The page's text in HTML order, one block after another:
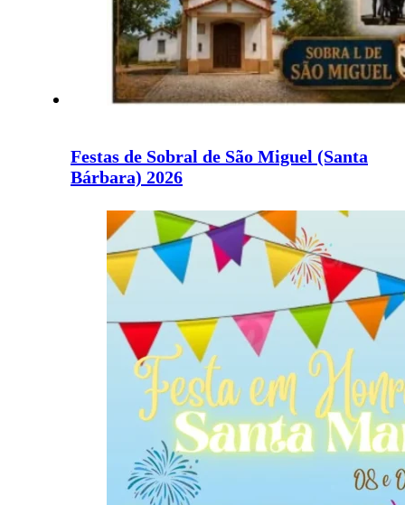
Festas de Sobral de São Miguel (Santa
Bárbara) 2026